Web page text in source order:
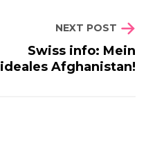
NEXT POST
Swiss info: Mein
ideales Afghanistan!